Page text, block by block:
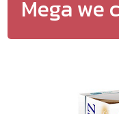
Mega we